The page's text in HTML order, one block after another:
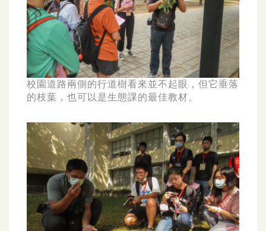
校園道路兩側的行道樹看來並不起眼，但它垂落
的枝葉，也可以是生態課的最佳教材。